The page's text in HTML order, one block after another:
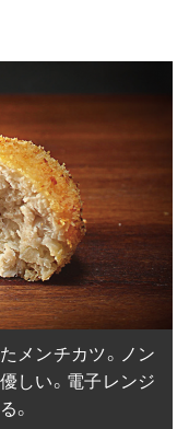
メンチカツ。ノン
しい。電子レンジ
。